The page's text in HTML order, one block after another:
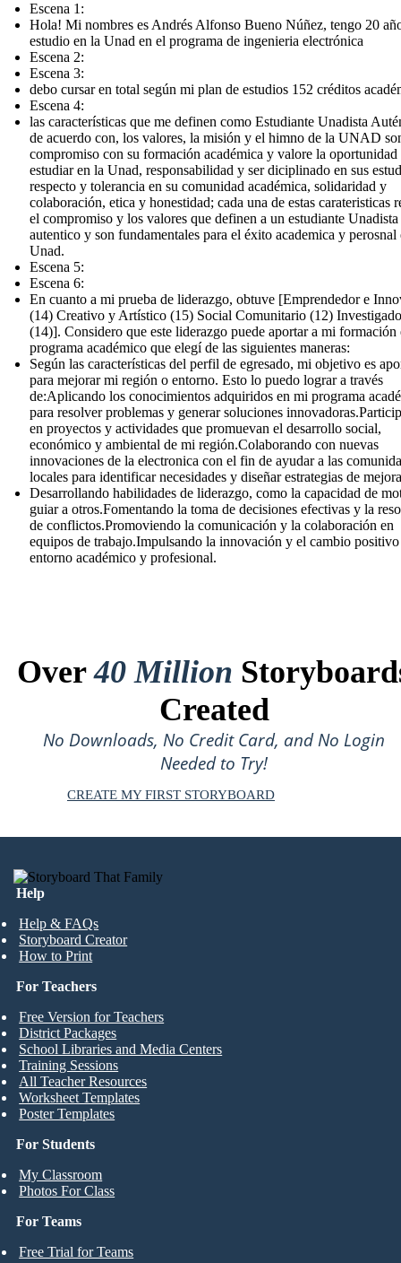
Escena 1:
Hola! Mi nombres es Andrés Alfonso Bueno Núñez, tengo 20
estudio en la Unad en el programa de ingenieria electrónica
Escena 2:
Escena 3:
debo cursar en total según mi plan de estudios 152 créditos
Escena 4:
las características que me definen como Estudiante Unadista
de acuerdo con, los valores, la misión y el himno de la UNAD
compromiso con su formación académica y valore la oportunidad
estudiar en la Unad, responsabilidad y ser diciplinado en sus
respecto y tolerancia en su comunidad académica, solidaridad y
colaboración, etica y honestidad; cada una de estas carateristicas
el compromiso y los valores que definen a un estudiante Unadista
autentico y son fundamentales para el éxito academica y perosnal
Unad.
Escena 5:
Escena 6:
En cuanto a mi prueba de liderazgo, obtuve [Emprendedor e
(14) Creativo y Artístico (15) Social Comunitario (12)
(14)]. Considero que este liderazgo puede aportar a mi formación
programa académico que elegí de las siguientes maneras:
Según las características del perfil de egresado, mi objetivo es
para mejorar mi región o entorno. Esto lo puedo lograr a través
de:Aplicando los conocimientos adquiridos en mi programa
para resolver problemas y generar soluciones
en proyectos y actividades que promuevan el desarrollo social,
económico y ambiental de mi región.Colaborando con nuevas
innovaciones de la electronica con el fin de ayudar a las
locales para identificar necesidades y diseñar estrategias de
Desarrollando habilidades de liderazgo, como la capacidad de
guiar a otros.Fomentando la toma de decisiones efectivas y la
de conflictos.Promoviendo la comunicación y la colaboración en
equipos de trabajo.Impulsando la innovación y el cambio
entorno académico y profesional.
Over40 Million
Created
No Downloads, No Credit Card, and No Login
Needed to Try!
CREATE MY FIRST STORYBOARD
Help
Help & FAQs
Storyboard Creator
How to Print
For Students
My Classroom
Photos For Class
For Teachers
Free Version for Teachers
District Packages
School Libraries and Media Centers
Training Sessions
All Teacher Resources
Worksheet Templates
Poster Templates
For Teams
Free Trial for Teams